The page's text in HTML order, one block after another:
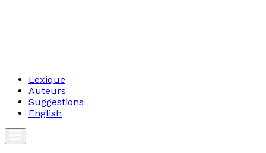
Lexique
Auteurs
Suggestions
English